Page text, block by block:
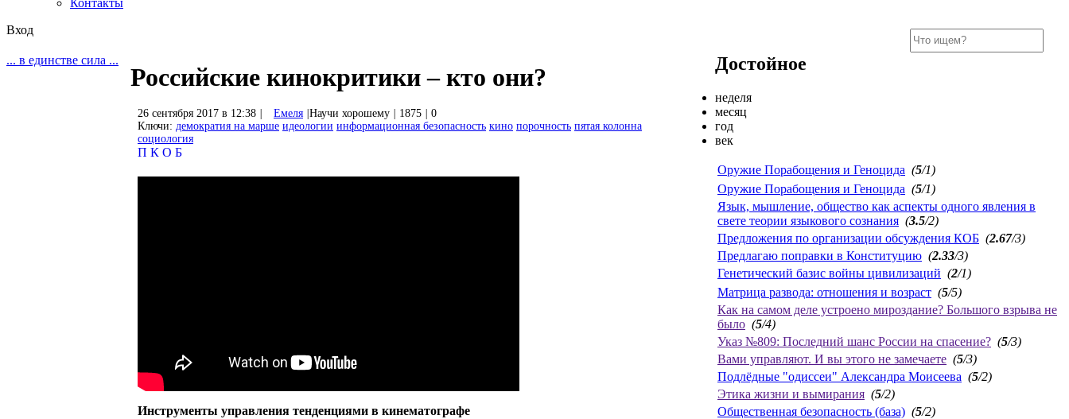
Контакты
Вход
... в единстве сила ...
Российские кинокритики – кто они?
26 сентября 2017 в 12:38 Емеля Научи хорошему 1875
0
Ключи: демократия на марше идеологии информационная безопасность кино порочность пятая колонна
социология
П К О Б
Инструменты управления тенденциями в кинематографе
Достойное
неделя
месяц
год
век
Оружие Порабощения и Геноцида (5/1)
Оружие Порабощения и Геноцида (5/1)
Язык, мышление, общество как аспекты одного явления в
свете теории языкового сознания (3.5/2)
Предложения по организации обсуждения КОБ (2.67/3)
Предлагаю поправки в Конституцию (2.33/3)
Генетический базис войны цивилизаций (2/1)
Матрица развода: отношения и возраст (5/5)
Как на самом деле устроено мироздание? Большого взрыва не
было (5/4)
Указ №809: Последний шанс России на спасение? (5/3)
Вами управляют. И вы этого не замечаете (5/3)
Подлёдные "одиссеи" Александра Моисеева (5/2)
Этика жизни и вымирания (5/2)
Общественная безопасность (база) (5/2)